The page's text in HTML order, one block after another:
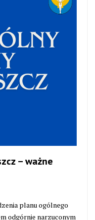
– ważne
planu ogólnego
odgórnie narzuconym